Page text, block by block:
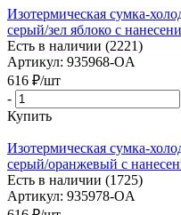
Изотермическая сумка-
серый/зел яблоко с
Есть в наличии (2221)
Артикул: 935968-OA
616 ₽/шт
-
Купить
Изотермическая сумка-
серый/оранжевый с
Есть в наличии (1725)
Артикул: 935978-OA